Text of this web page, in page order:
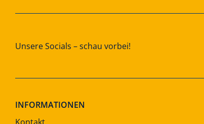
Unsere Socials – schau vorbei!
INFORMATIONEN